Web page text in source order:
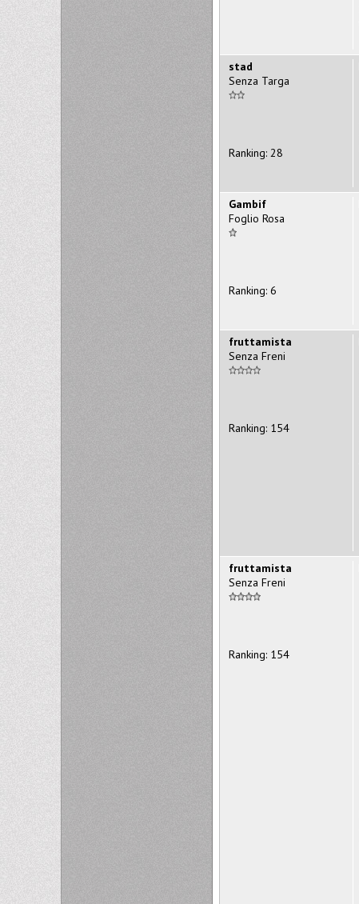
stad
Senza Targa
Ranking: 28
Gambif
Foglio Rosa
Ranking: 6
fruttamista
Senza Freni
Ranking: 154
fruttamista
Senza Freni
Ranking: 154